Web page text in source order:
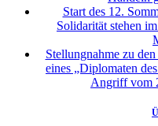
Start des 12.
Solidarität stehen
Stellungnahme zu
eines „Diplomaten
Angriff vom